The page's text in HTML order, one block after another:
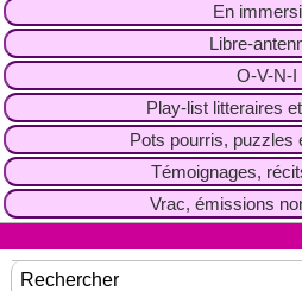
En
Libre-
O-V-N-I
Play-list litteraires
Pots pourris, puzzles
Témoignages,
Vrac, émissions
Rechercher